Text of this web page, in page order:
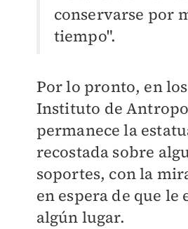
conservarse por
tiempo".
Por lo pronto, en
Instituto de
permanece la
recostada sobre
soportes, con la
en espera de que le
algún lugar.